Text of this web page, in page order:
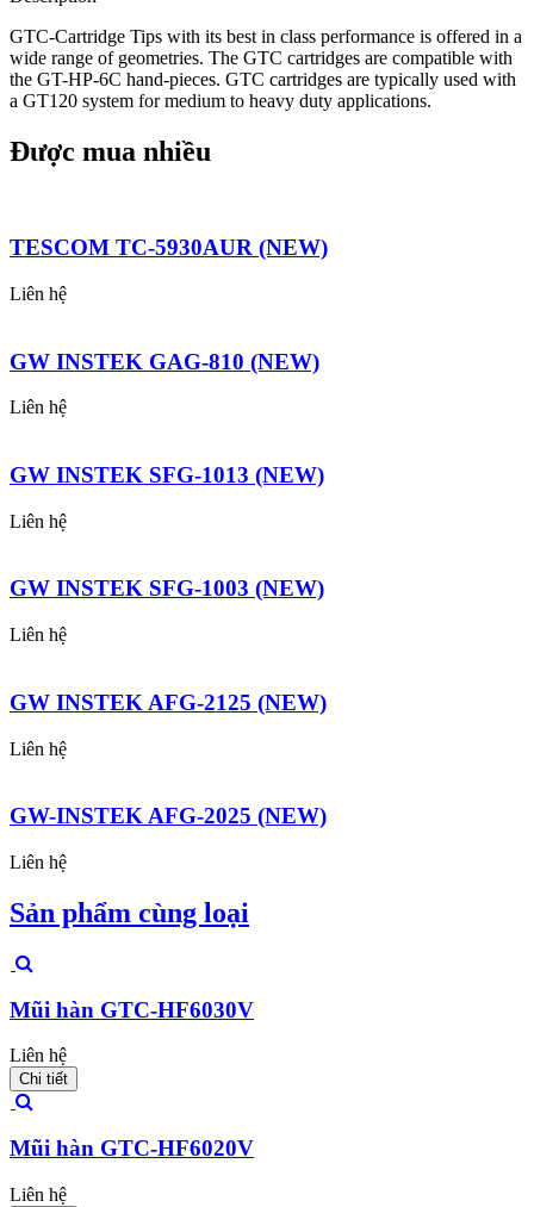
GTC-Cartridge Tips with its best in class performance is offered in a
wide range of geometries. The GTC cartridges are compatible with
the GT-HP-6C hand-pieces. GTC cartridges are typically used with
a GT120 system for medium to heavy duty applications.
Được mua nhiều
TESCOM TC-5930AUR (NEW)
Liên hệ
GW INSTEK GAG-810 (NEW)
Liên hệ
GW INSTEK SFG-1013 (NEW)
Liên hệ
GW INSTEK SFG-1003 (NEW)
Liên hệ
GW INSTEK AFG-2125 (NEW)
Liên hệ
GW-INSTEK AFG-2025 (NEW)
Liên hệ
Sản phẩm cùng loại
Mũi hàn GTC-HF6030V
Liên hệ
Chi tiết
Mũi hàn GTC-HF6020V
Liên hệ